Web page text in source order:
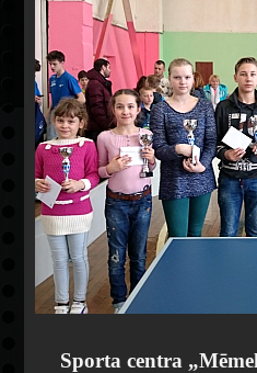
Sporta centra